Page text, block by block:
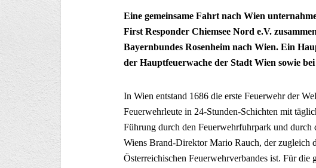
Eine gemeinsame Fahrt nach Wien
First Responder Chiemsee Nord e.V.
Bayernbundes Rosenheim nach Wien. Ein
der Hauptfeuerwache der Stadt Wien sowie
In Wien entstand 1686 die erste Feuerwehr der
Feuerwehrleute in 24-Stunden-Schichten mit
Führung durch den Feuerwehrfuhrpark und durch
Wiens Brand-Direktor Mario Rauch, der zugleich
Österreichischen Feuerwehrverbandes ist. Für die